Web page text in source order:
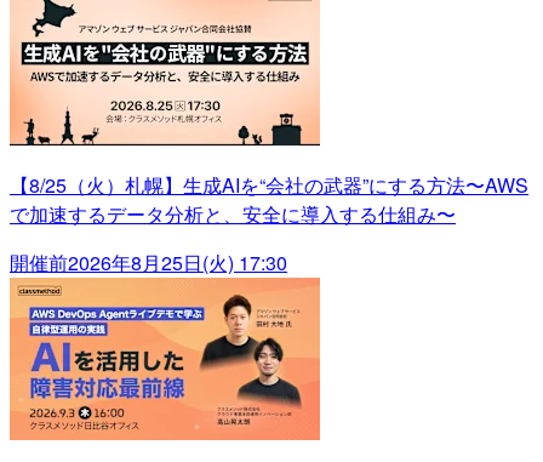
【8/25（火）札幌】生成AIを“会社の武器”にする方法〜AWS
で加速するデータ分析と、安全に導入する仕組み〜
開催前2026年8月25日(火) 17:30